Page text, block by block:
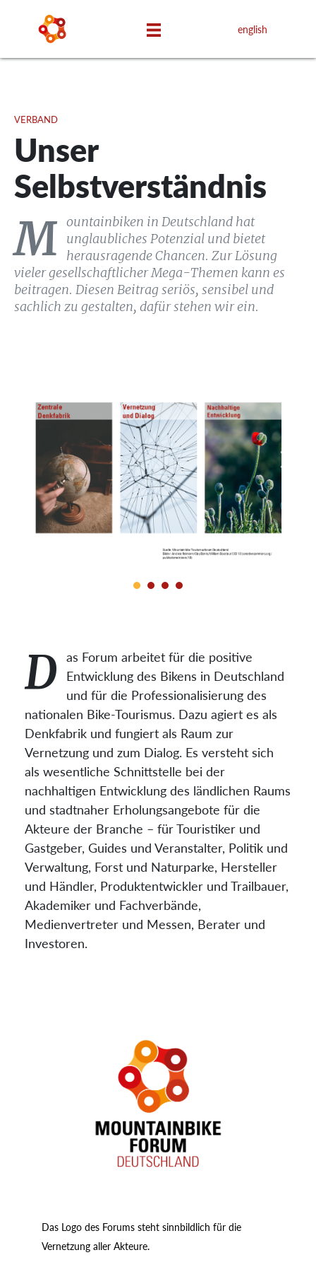
english
VERBAND
Unser
Selbstverständnis
M ountainbiken in Deutschland hat
unglaubliches Potenzial und bietet
herausragende Chancen. Zur Lösung
vieler gesellschaftlicher Mega-Themen kann es
beitragen. Diesen Beitrag seriös, sensibel und
sachlich zu gestalten, dafür stehen wir ein.
Zentrale Denkfabrik
Das Mountainbike Forum Deutschland fördert die
Wissensgenerierung, den Know-How-Austausch sowie
die Etablierung von Standards und trägt so zur
Professionalisierung der Branche bei.
und für die Professionalisierung des
nationalen Bike-Tourismus. Dazu agiert es als
Denkfabrik und fungiert als Raum zur
Vernetzung und zum Dialog. Es versteht sich
als wesentliche Schnittstelle bei der
nachhaltigen Entwicklung des ländlichen Raums
und stadtnaher Erholungsangebote für die
Verwaltung, Forst und Naturparke, Hersteller
und Händler, Produktentwickler und Trailbauer,